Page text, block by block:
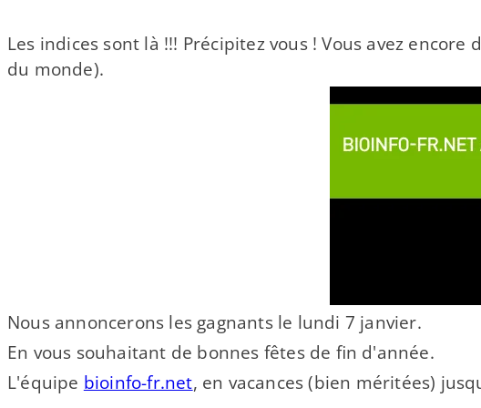
Les indices sont là !!! Précipitez vous ! Vous avez
du monde).
Nous annoncerons les gagnants le lundi 7 janvier.
En vous souhaitant de bonnes fêtes de fin d'année.
L'équipe bioinfo​-fr​.net, en vacances (bien méritées)